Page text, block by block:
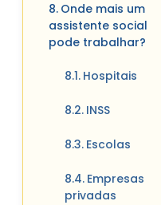
Onde mais um
assistente social
pode trabalhar?
Hospitais
INSS
Escolas
Empresas
privadas